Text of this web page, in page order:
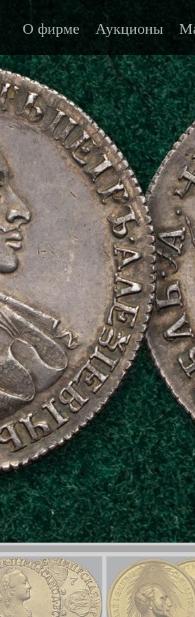
О фирме Аукционы